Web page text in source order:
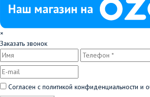
×
Заказать звонок
Согласен с политикой конфиденциальности и